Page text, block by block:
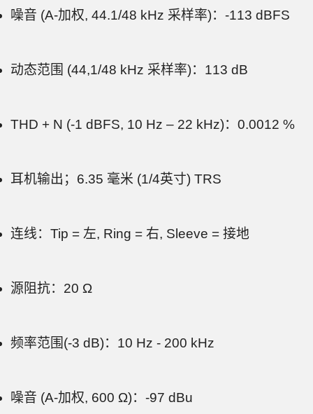
噪音 (A-加权, 44.1/48 kHz 采样率)：-113 dBFS
动态范围 (44,1/48 kHz 采样率)：113 dB
THD + N (-1 dBFS, 10 Hz – 22 kHz)：0.0012 %
耳机输出；6.35 毫米 (1/4英寸) TRS
连线：Tip = 左, Ring = 右, Sleeve = 接地
源阻抗：20 Ω
频率范围(-3 dB)：10 Hz - 200 kHz
噪音 (A-加权, 600 Ω)：-97 dBu